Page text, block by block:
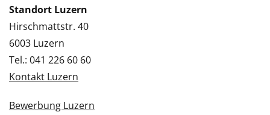
Standort Luzern
Hirschmattstr. 40
6003 Luzern
Tel.: 041 226 60 60
Kontakt Luzern
Bewerbung Luzern